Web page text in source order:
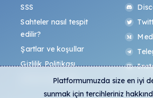
SSS
Sahteler nasıl tespit
edilir?
Şartlar ve koşullar
Gizlilik Politikası
All-Art ProtokolüPlatformumuzda size en iyi
sunmak için tercihleriniz